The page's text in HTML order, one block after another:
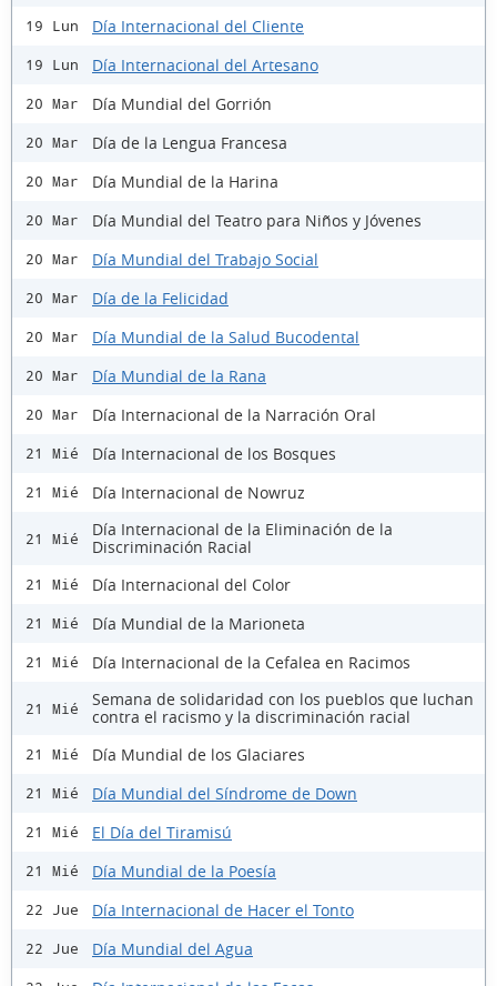
19 Lun Día Internacional del Cliente
19 Lun Día Internacional del Artesano
20 Mar Día Mundial del Gorrión
20 Mar Día de la Lengua Francesa
20 Mar Día Mundial de la Harina
20 Mar Día Mundial del Teatro para Niños y Jóvenes
20 Mar Día Mundial del Trabajo Social
20 Mar Día de la Felicidad
20 Mar Día Mundial de la Salud Bucodental
20 Mar Día Mundial de la Rana
20 Mar Día Internacional de la Narración Oral
21 Mié Día Internacional de los Bosques
21 Mié Día Internacional de Nowruz
21 Mié
Día Internacional de la Eliminación de la
Discriminación Racial
21 Mié Día Internacional del Color
21 Mié Día Mundial de la Marioneta
21 Mié Día Internacional de la Cefalea en Racimos
21 Mié
Semana de solidaridad con los pueblos que luchan
contra el racismo y la discriminación racial
21 Mié Día Mundial de los Glaciares
21 Mié Día Mundial del Síndrome de Down
21 Mié El Día del Tiramisú
21 Mié Día Mundial de la Poesía
22 Jue Día Internacional de Hacer el Tonto
22 Jue Día Mundial del Agua